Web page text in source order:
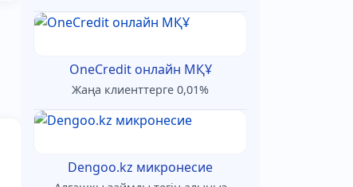
OneCredit онлайн МҚҰ
Жаңа клиенттерге 0,01%
Dengoo.kz микронесие